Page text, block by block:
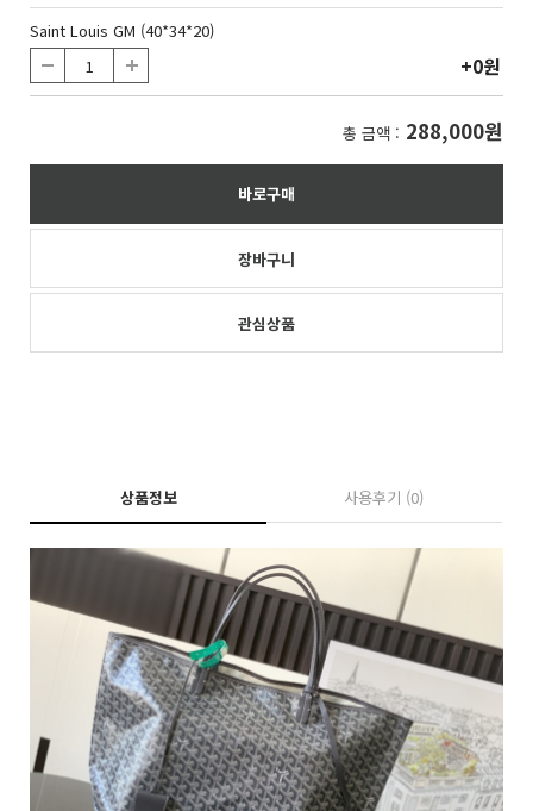
Saint Louis GM (40*34*20)
+0원
총 금액 : 288,000원
바로구매
장바구니
관심상품
상품정보 사용후기 (0)